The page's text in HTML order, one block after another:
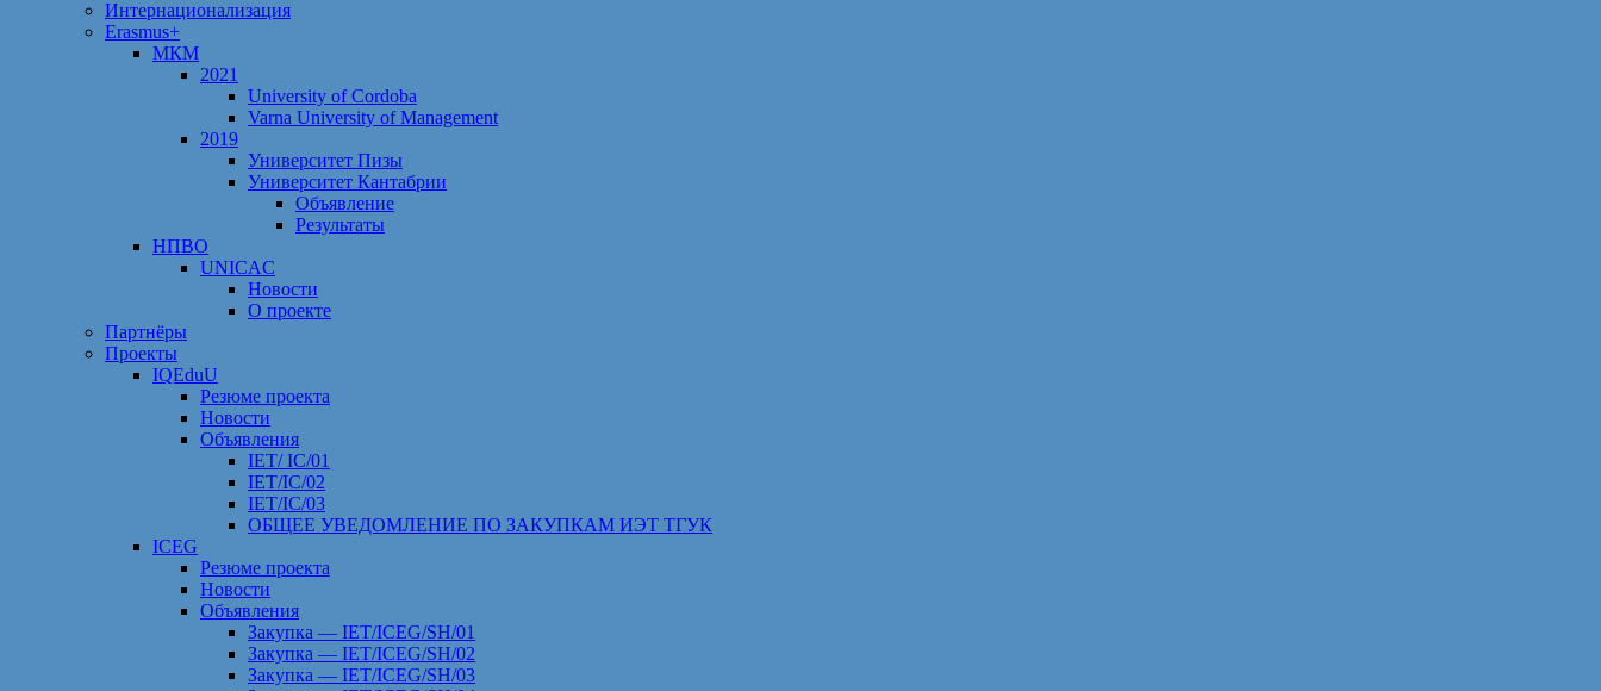
Интернационализация
Erasmus+
МКМ
2021
University of Cordoba
Varna University of Management
2019
Университет Пизы
Университет Кантабрии
Объявление
Результаты
НПВО
UNICAC
Новости
О проекте
Партнёры
Проекты
IQEduU
Резюме проекта
Новости
Объявления
IET/ IC/01
IET/IC/02
IET/IC/03
ОБЩЕЕ УВЕДОМЛЕНИЕ ПО ЗАКУПКАМ ИЭТ ТГУК
ICEG
Резюме проекта
Новости
Объявления
Закупка — IET/ICEG/SH/01
Закупка — IET/ICEG/SH/02
Закупка — IET/ICEG/SH/03